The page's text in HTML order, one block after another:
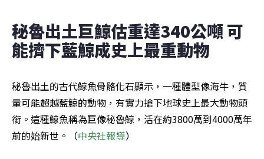
秘魯出土巨鯨估重達340公噸 可
能擠下藍鯨成史上最重動物
秘魯出土的古代鯨魚骨骼化石顯示，一種體型像海牛，質
量可能超越藍鯨的動物，有實力搶下地球史上最大動物頭
銜。這種鯨魚稱為巨像秘魯鯨，活在約3800萬到4000萬年
前的始新世。（中央社報導）